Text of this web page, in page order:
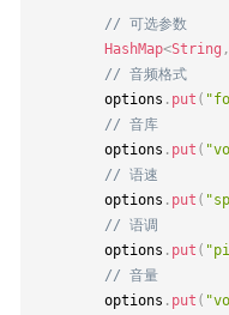
// 可选参数
HashMap<String ,
// 音频格式
        options
. put (
// 音库
        options
. put (
// 语速
        options
. put (
// 语调
        options
. put (
// 音量
        options
. put (